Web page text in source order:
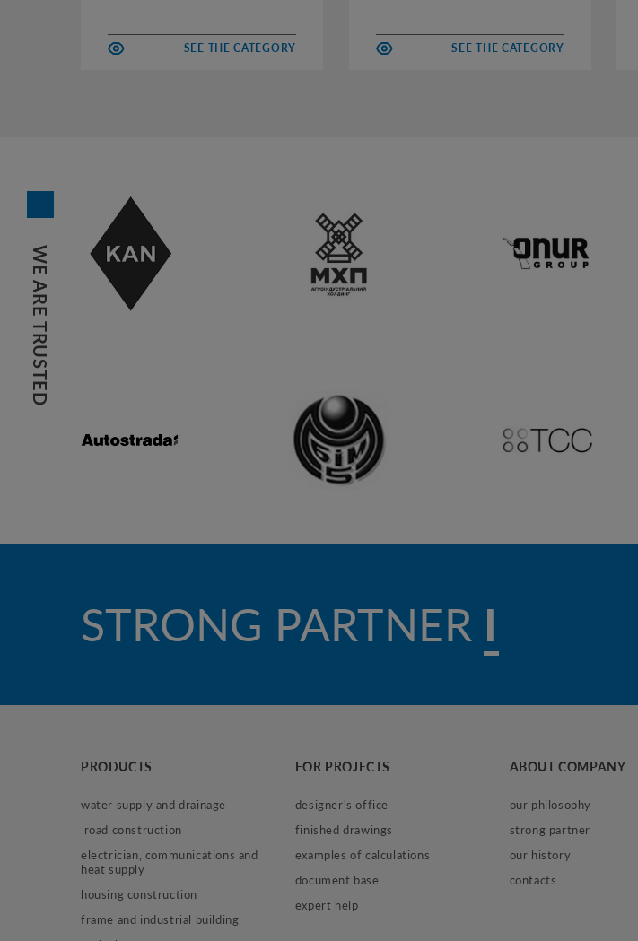
SEE THE CATEGORY SEE THE CATEGORY
WE ARE TRUSTED
STRONG PARTNER IN
PRODUCTS
water supply and drainage
road construction
electrician, communications and
heat supply
housing construction
frame and industrial building
FOR PROJECTS
designer's office
finished drawings
examples of calculations
document base
expert help
ABOUT COMPANY
our philosophy
strong partner
our history
contacts